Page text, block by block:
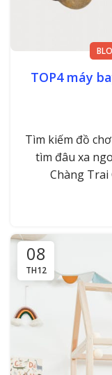
TOP4 máy
Tìm kiếm đồ
tìm đâu xa
Chàng Trai
08
TH12